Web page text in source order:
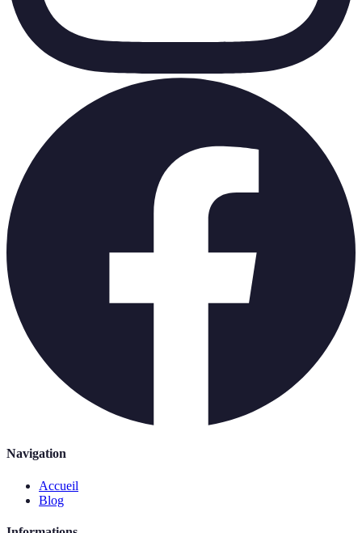
Navigation
Accueil
Blog